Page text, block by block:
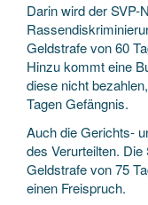
Darin wird der SVP-
Geldstrafe von 60
Hinzu kommt eine
diese nicht
Tagen Gefängnis.
Auch die Gerichts-
des Verurteilten.
Geldstrafe von 75
einen Freispruch.